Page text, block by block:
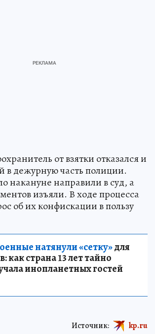
от взятки отказался и
в дежурную часть полиции.
накануне направили в суд, а
изъяли. В ходе процесса
об их конфискации в пользу
натянули «сетку»для
как страна 13 лет тайно
инопланетных гостей
Источник: kp.ru